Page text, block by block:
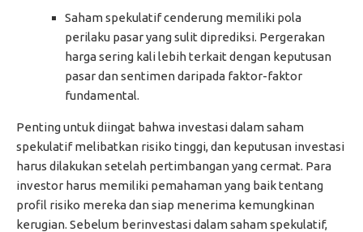
Saham spekulatif cenderung memiliki pola
perilaku pasar yang sulit diprediksi. Pergerakan
harga sering kali lebih terkait dengan keputusan
pasar dan sentimen daripada faktor-faktor
fundamental.
Penting untuk diingat bahwa investasi dalam saham
spekulatif melibatkan risiko tinggi, dan keputusan investasi
harus dilakukan setelah pertimbangan yang cermat. Para
investor harus memiliki pemahaman yang baik tentang
profil risiko mereka dan siap menerima kemungkinan
kerugian. Sebelum berinvestasi dalam saham spekulatif,